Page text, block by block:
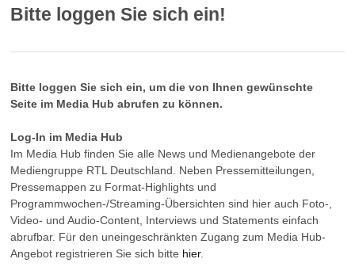
Bitte loggen Sie sich ein!
Bitte loggen Sie sich ein, um die von Ihnen gewünschte
Seite im Media Hub abrufen zu können.
Log-In im Media Hub
Im Media Hub finden Sie alle News und Medienangebote der
Mediengruppe RTL Deutschland. Neben Pressemitteilungen,
Pressemappen zu Format-Highlights und
Programmwochen-/Streaming-Übersichten sind hier auch Foto-,
Video- und Audio-Content, Interviews und Statements einfach
abrufbar. Für den uneingeschränkten Zugang zum Media Hub-
Angebot registrieren Sie sich bitte hier.